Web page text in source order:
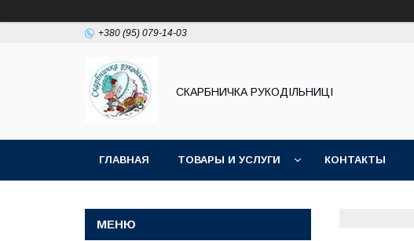
+380 (95) 079-14-03
СКАРБНИЧКА РУКОДІЛЬНИЦІ
ГЛАВНАЯ ТОВАРЫ И УСЛУГИ КОНТАКТЫ